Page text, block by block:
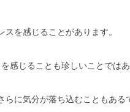
を感じることがあります。
感じることも珍しいことではあ
に気分が落ち込むこともある